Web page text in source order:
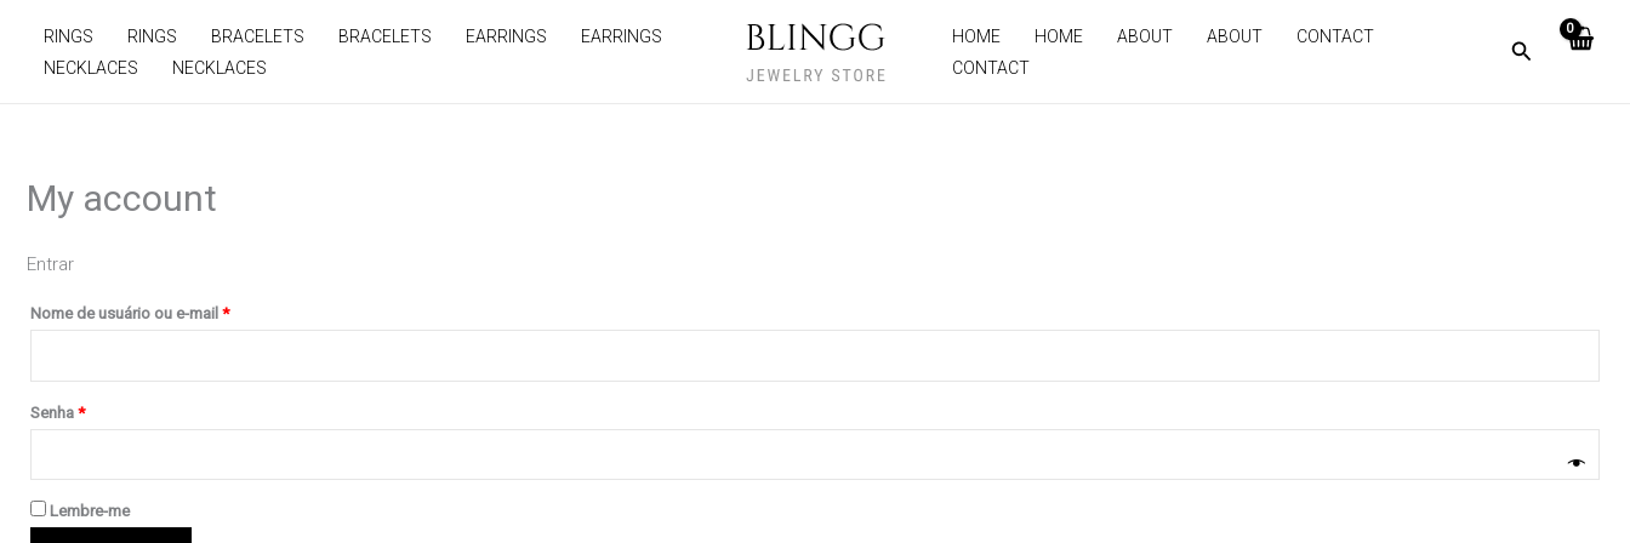
RINGS RINGS BRACELETS BRACELETS EARRINGS
EARRINGS
NECKLACES
NECKLACES
HOME HOME ABOUT ABOUT
CONTACT
CONTACT
My account
Entrar
Nome de usuário ou e-mail*
Senha*
Lembre-me